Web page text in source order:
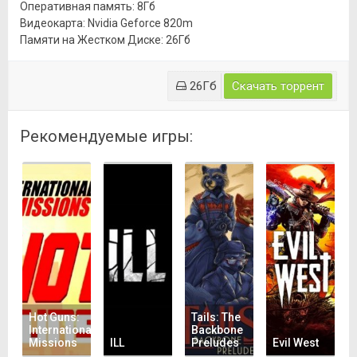
Оперативная память: 8Гб
Видеокарта: Nvidia Geforce 820m
Памяти на Жестком Диске: 26Гб
26Гб Скачать торрент
Рекомендуемые игры:
Hot Guns:
International
Missions
ILL
Tails: The
Backbone
Preludes
Evil West